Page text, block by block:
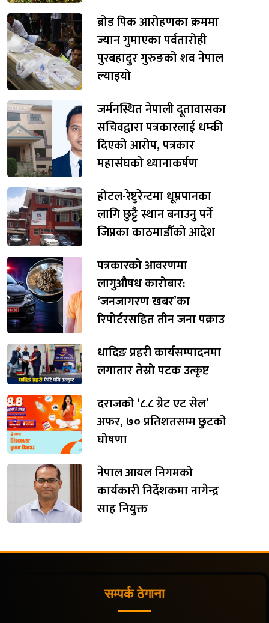
ब्रोड पिक आरोहणका क्रममा
ज्यान गुमाएका पर्वतारोही
पुरबहादुर गुरुङको शव नेपाल
ल्याइयो
जर्मनस्थित नेपाली दूतावासका
सचिवद्वारा पत्रकारलाई धम्की
दिएको आरोप, पत्रकार
महासंघको ध्यानाकर्षण
होटल-रेष्टुरेन्टमा धूम्रपानका
लागि छुट्टै स्थान बनाउनु पर्ने
जिप्रका काठमाडौँको आदेश
पत्रकारको आवरणमा
लागुऔषध कारोबार:
‘जनजागरण खबर’का
रिपोर्टरसहित तीन जना पक्राउ
धादिङ प्रहरी कार्यसम्पादनमा
लगातार तेस्रो पटक उत्कृष्ट
दराजको ‘८.८ ग्रेट एट सेल’
अफर, ७० प्रतिशतसम्म छुटको
घोषणा
नेपाल आयल निगमको
कार्यकारी निर्देशकमा नागेन्द्र
साह नियुक्त
सम्पर्क ठेगाना